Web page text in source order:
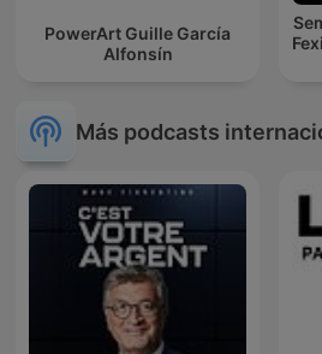
PowerArt Guille García
Alfonsín
Más podcasts